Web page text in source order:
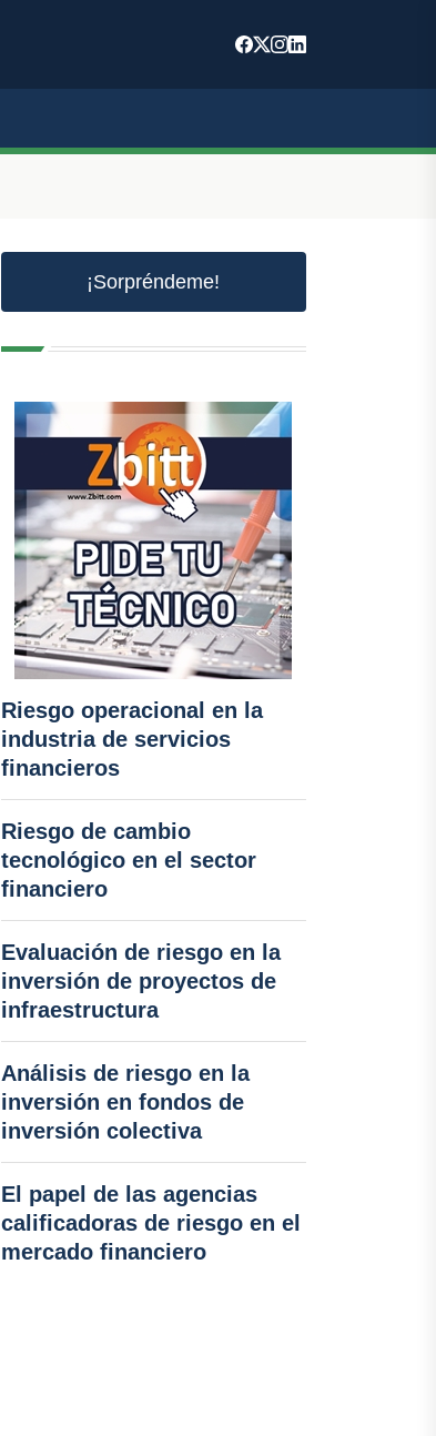
¡Sorpréndeme!
Riesgo operacional en la
industria de servicios
financieros
Riesgo de cambio
tecnológico en el sector
financiero
Evaluación de riesgo en la
inversión de proyectos de
infraestructura
Análisis de riesgo en la
inversión en fondos de
inversión colectiva
El papel de las agencias
calificadoras de riesgo en el
mercado financiero